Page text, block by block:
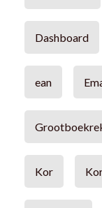
Dashboard
ean
Kor